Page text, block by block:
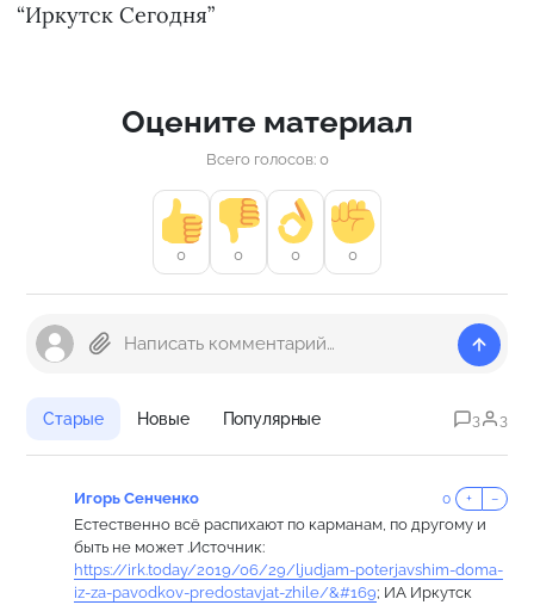
“Иркутск Сегодня”
Оцените материал
Всего голосов: 0
0 0 0 0
Старые Новые Популярные 3 3
Игорь Сенченко 0 + −
Естественно всё распихают по карманам, по другому и
быть не может .Источник:
https://irk.today/2019/06/29/ljudjam-poterjavshim-doma-
iz-za-pavodkov-predostavjat-zhile/&#169; ИА Иркутск